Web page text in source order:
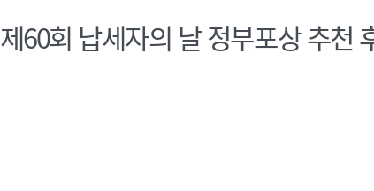
제60회 납세자의 날 정부포상 추천